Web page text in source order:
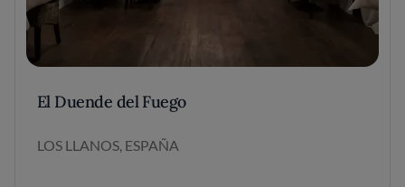
El Duende del Fuego
LOS LLANOS, ESPAÑA